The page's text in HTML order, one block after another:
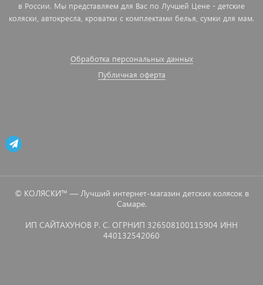
в России. Мы представляем для Вас по Лучшей Цене - детские
коляски, автокресла, кроватки с комплектами белья, сумки для мам.
Обработка персональных данных
Публичная оферта
© КОЛЯСКИ™ — Лучший интернет-магазин детских колясок в
Самаре.
ИП САЙТАХУНОВ Р. С. ОГРНИП 326508100115904 ИНН
440132542060